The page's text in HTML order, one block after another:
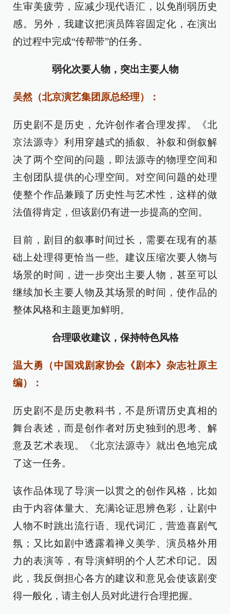
生审美疲劳，应减少现代语汇，以免削弱历史
感。另外，我建议把演员阵容固定化，在演出
的过程中完成“传帮带”的任务。
弱化次要人物，突出主要人物
吴然（北京演艺集团原总经理）：
历史剧不是历史，允许创作者合理发挥。《北
京法源寺》利用穿越式的插叙、补叙和倒叙解
决了两个空间的问题，即法源寺的物理空间和
主创团队提供的心理空间。对空间问题的处理
使整个作品兼顾了历史性与艺术性，这样的做
法值得肯定，但该剧仍有进一步提高的空间。
目前，剧目的叙事时间过长，需要在现有的基
础上处理得更恰当一些。建议压缩次要人物与
场景的时间，进一步突出主要人物，甚至可以
继续加长主要人物及其场景的时间，使作品的
整体风格和主题更加鲜明。
合理吸收建议，保持特色风格
温大勇（中国戏剧家协会《剧本》杂志社原主
编）：
历史剧不是历史教科书，不是所谓历史真相的
舞台表述，而是创作者对历史独到的思考、解
意及艺术表现。《北京法源寺》就出色地完成
了这一任务。
该作品体现了导演一以贯之的创作风格，比如
由于内容体量大、充满论证思辨色彩，让剧中
人物不时跳出流行语、现代词汇，营造喜剧气
氛；又比如剧中透露着禅义美学、演员格外用
力的表演等，有导演鲜明的个人艺术印记。因
此，我反倒担心各方的建议和意见会使该剧变
得一般化，请主创人员对此进行合理把握。